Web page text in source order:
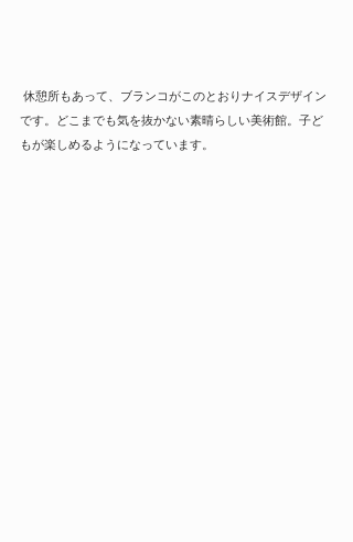
です。どこまでも気を抜かない素晴らしい美術館。子ど
もが楽しめるようになっています。